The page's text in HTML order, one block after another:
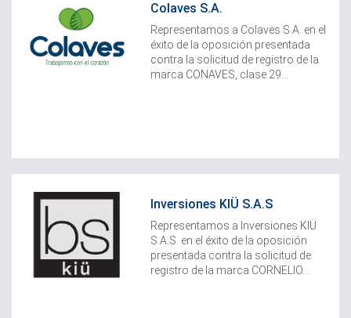
Colaves S.A.
Representamos a Colaves S.A. en el
éxito de la oposición presentada
contra la solicitud de registro de la
marca CONAVES, clase 29...
Inversiones KIÜ S.A.S
Representamos a Inversiones KIÜ
S.A.S. en el éxito de la oposición
presentada contra la solicitud de
registro de la marca CORNELIO...